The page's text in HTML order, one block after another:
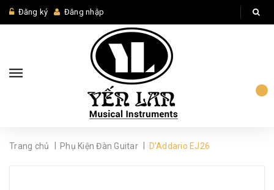
Đăng ký Đăng nhập
Trang chủ Phụ Kiện Đàn Guitar D'Addario EJ26